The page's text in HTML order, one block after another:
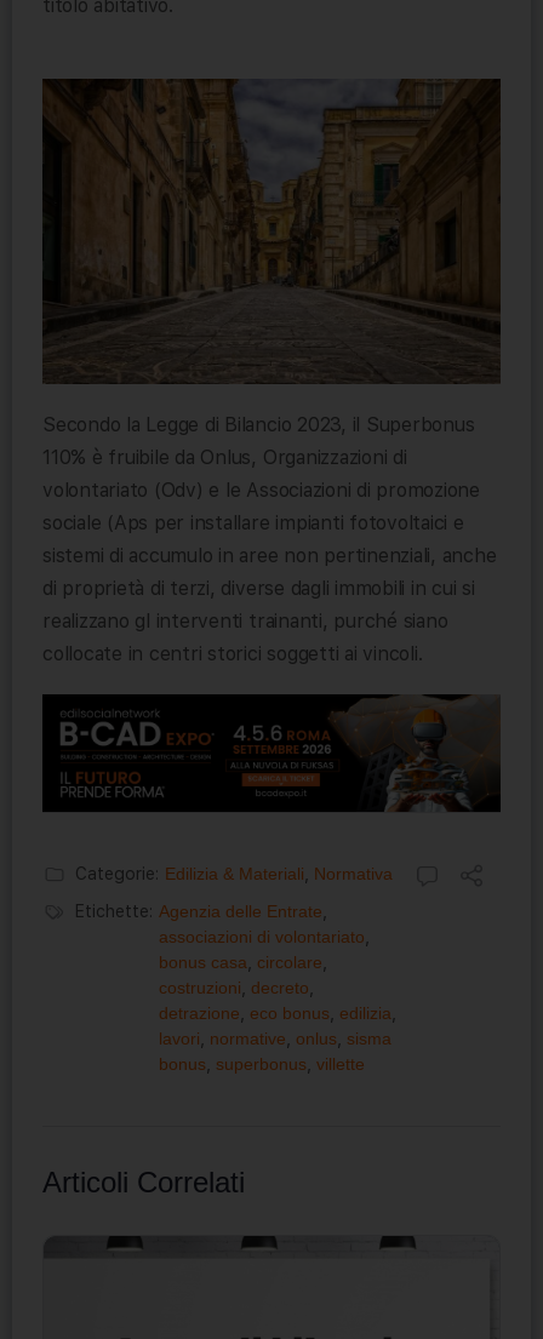
titolo abitativo.
Secondo la Legge di Bilancio 2023, il Superbonus
110% è fruibile da Onlus, Organizzazioni di
volontariato (Odv) e le Associazioni di promozione
sociale (Aps per installare impianti fotovoltaici e
sistemi di accumulo in aree non pertinenziali, anche
di proprietà di terzi, diverse dagli immobili in cui si
realizzano gl interventi trainanti, purché siano
collocate in centri storici soggetti ai vincoli.
Categorie: Edilizia & Materiali, Normativa
Etichette: Agenzia delle Entrate,
associazioni di volontariato,
bonus casa, circolare,
costruzioni, decreto,
detrazione, eco bonus, edilizia,
lavori, normative, onlus, sisma
bonus, superbonus, villette
Articoli Correlati